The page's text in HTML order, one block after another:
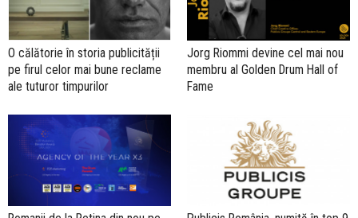
O călătorie în storia publicității
pe firul celor mai bune reclame
ale tuturor timpurilor
Jorg Riommi devine cel mai nou
membru al Golden Drum Hall of
Fame